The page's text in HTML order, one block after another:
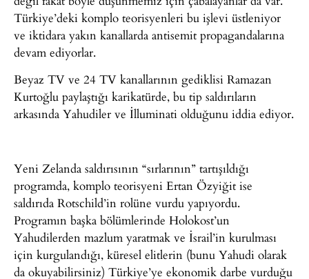
Türkiye’deki komplo teorisyenleri bu işlevi üstleniyor
ve iktidara yakın kanallarda antisemit propagandalarına
devam ediyorlar.
Beyaz TV ve 24 TV kanallarının gediklisi Ramazan
Kurtoğlu paylaştığı karikatürde, bu tip saldırıların
arkasında Yahudiler ve İlluminati olduğunu iddia ediyor.
Yeni Zelanda saldırısının “sırlarının” tartışıldığı
programda, komplo teorisyeni Ertan Özyiğit ise
saldırıda Rotschild’in rolüne vurdu yapıyordu.
Programın başka bölümlerinde Holokost’un
Yahudilerden mazlum yaratmak ve İsrail’in kurulması
için kurgulandığı, küresel elitlerin (bunu Yahudi olarak
da okuyabilirsiniz) Türkiye’ye ekonomik darbe vurduğu